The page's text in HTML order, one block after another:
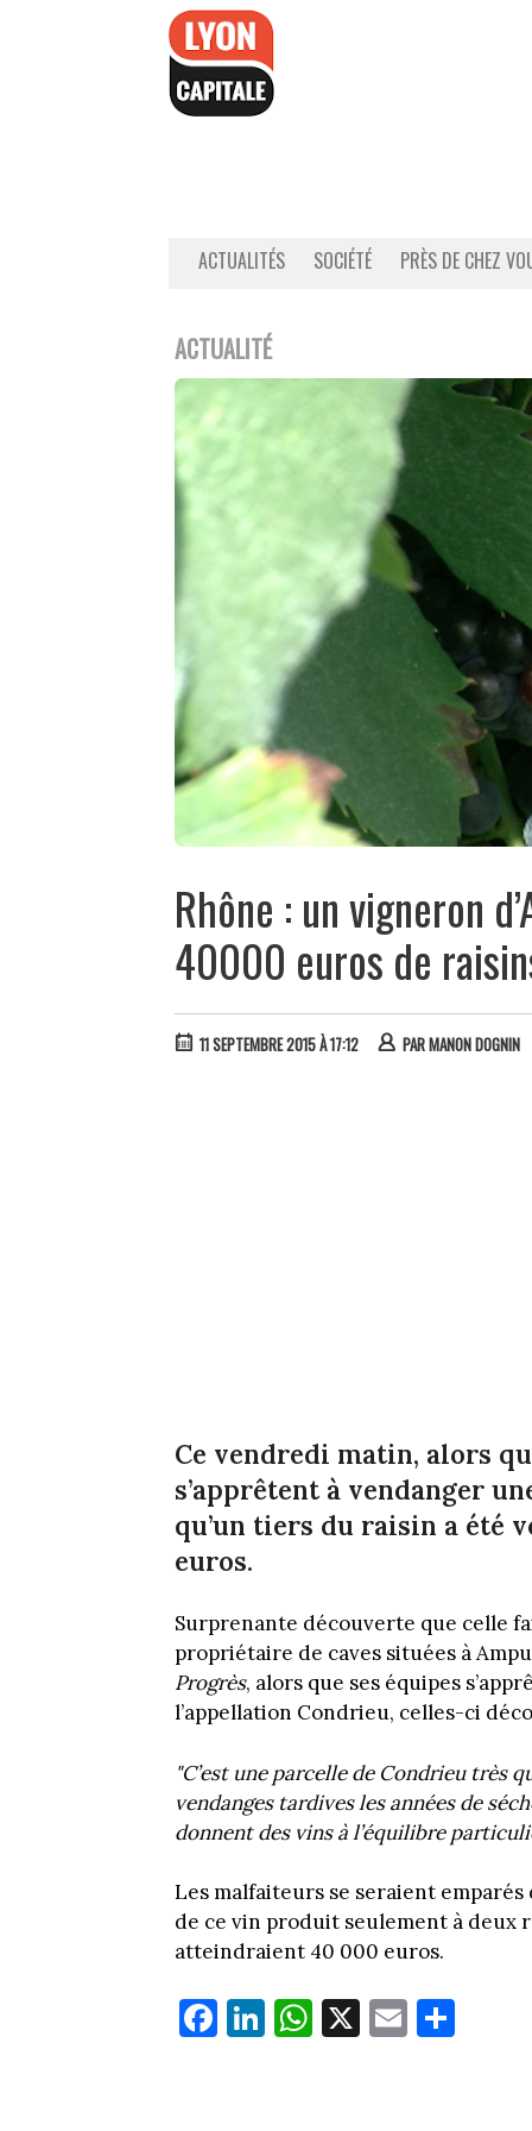
ACTUALITÉS SOCIÉTÉ PRÈS DE CHEZ
ACTUALITÉ
Rhône : un vigneron
40000 euros de
11 SEPTEMBRE 2015 À 17:12 PARMANON DOGNIN
Ce vendredi matin, alors
s’apprêtent à vendanger
qu’un tiers du raisin a été
euros.
Surprenante découverte que celle
propriétaire de caves situées à
Progrès, alors que ses équipes
l’appellation Condrieu, celles-ci
"C’est une parcelle de Condrieu très
vendanges tardives les années de
donnent des vins à l’équilibre
Les malfaiteurs se seraient
de ce vin produit seulement à deux
atteindraient 40 000 euros.
Fa
ce
Li
nk
W
ha
X E
m